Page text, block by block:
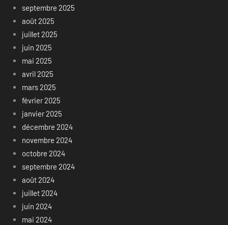
septembre 2025
août 2025
juillet 2025
juin 2025
mai 2025
avril 2025
mars 2025
février 2025
janvier 2025
décembre 2024
novembre 2024
octobre 2024
septembre 2024
août 2024
juillet 2024
juin 2024
mai 2024